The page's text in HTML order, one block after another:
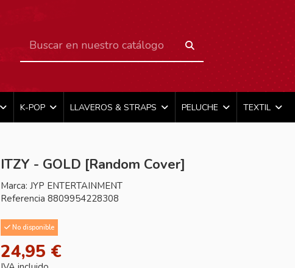
K-POP LLAVEROS & STRAPS PELUCHE TEXTIL
ITZY - GOLD [Random Cover]
Marca: JYP ENTERTAINMENT
Referencia 8809954228308
No disponible
24,95 €